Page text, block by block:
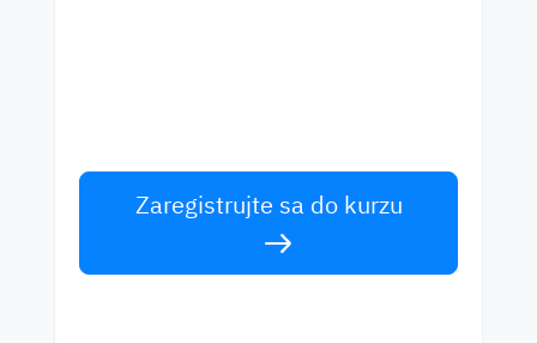
Zaregistrujte sa do kurzu